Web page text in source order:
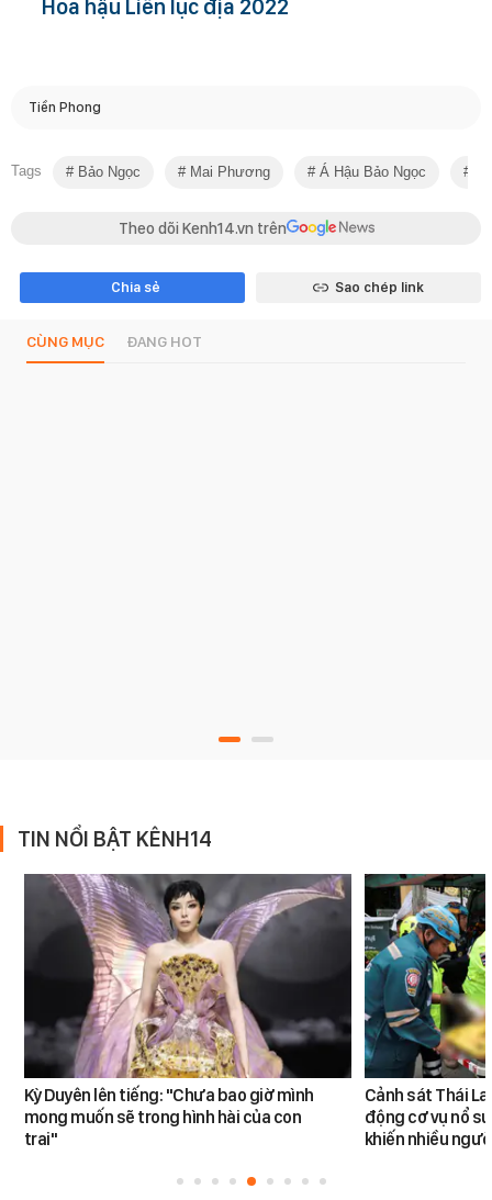
Hoa hậu Liên lục địa 2022
Tiền Phong
Tags Bảo Ngọc Mai Phương Á Hậu Bảo Ngọc
Theo dõi Kenh14.vn trên
Chia sẻ Sao chép link
CÙNG MỤC ĐANG HOT
TIN NỔI BẬT KÊNH14
Kỳ Duyên lên tiếng: "Chưa bao giờ mình
mong muốn sẽ trong hình hài của con
trai"
Cảnh sát Thái
động cơ vụ nổ
khiến nhiều